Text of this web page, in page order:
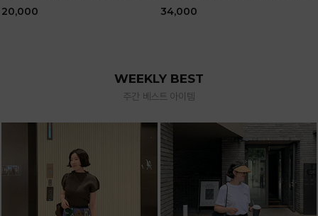
20,000
*블랙·주문폭주로 인한 입고지연·순차발송 진행중
34,000
WEEKLY BEST
주간 베스트 아이템